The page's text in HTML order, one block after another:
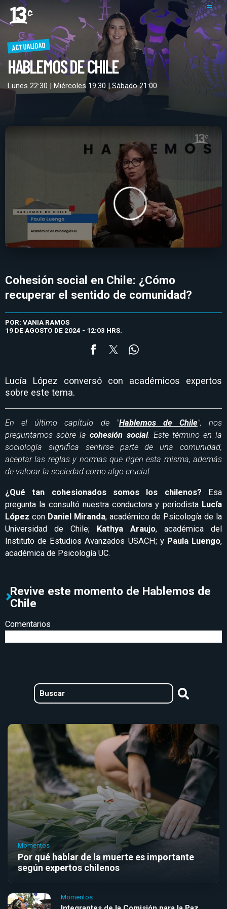
ACTUALIDAD
HABLEMOS DE CHILE
Lunes 22:30 | Miércoles 19:30 | Sábado 21:00
Cohesión social en Chile: ¿Cómo
recuperar el sentido de comunidad?
POR: VANIA RAMOS
19 DE AGOSTO DE 2024 - 12:03 HRS.
Lucía López conversó con académicos expertos
sobre este tema.
En el último capítulo de "Hablemos de Chile", nos
preguntamos sobre lacohesión social. Este término en la
sociología significa sentirse parte de una comunidad,
aceptar las reglas y normas que rigen esta misma, además
de valorar la sociedad como algo crucial.
¿Qué tan cohesionados somos los chilenos? Esa
pregunta la consultó nuestra conductora y periodistaLucía
López con Daniel Miranda, académico de Psicología de la
Universidad de Chile; Kathya Araujo, académica del
Instituto de Estudios Avanzados USACH; y Paula Luengo,
académica de Psicología UC.
Revive este momento de Hablemos de
Chile
Comentarios
Momentos
Por qué hablar de la muerte es importante
según expertos chilenos
Momentos